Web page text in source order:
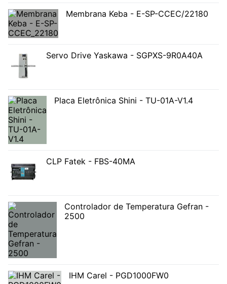
Membrana Keba - E-SP-CCEC/22180
Servo Drive Yaskawa - SGPXS-9R0A40A
Placa Eletrônica Shini - TU-01A-V1.4
CLP Fatek - FBS-40MA
Controlador de Temperatura Gefran -
2500
IHM Carel - PGD1000FW0